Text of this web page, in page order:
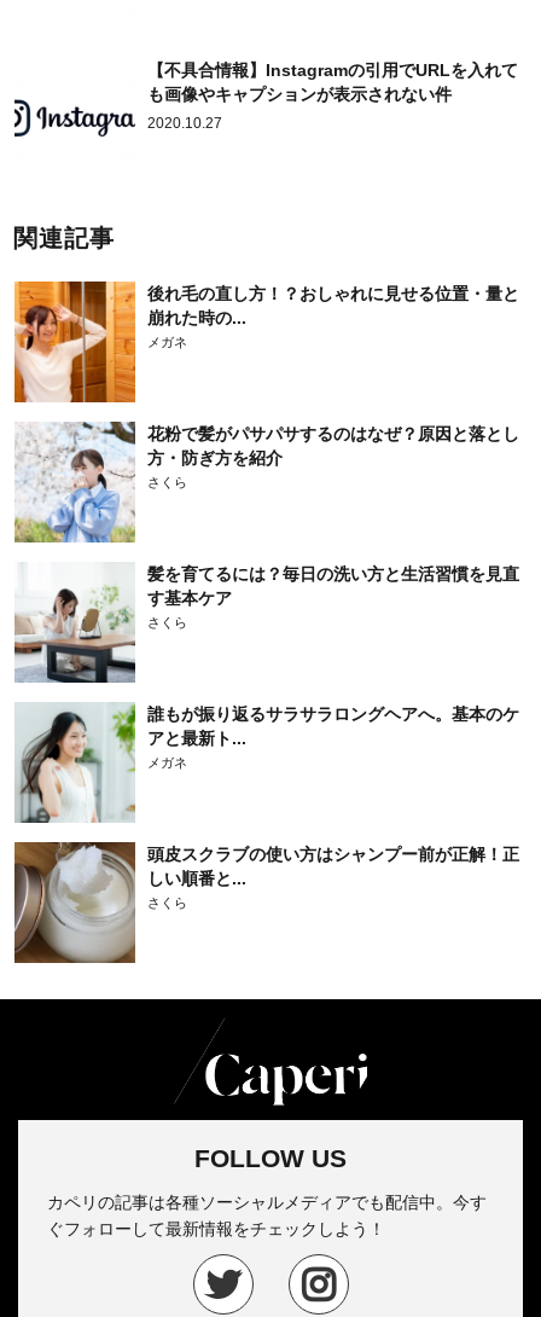
【不具合情報】Instagramの引用でURLを入れて
も画像やキャプションが表示されない件
2020.10.27
関連記事
後れ毛の直し方！？おしゃれに見せる位置・量と
崩れた時の...
メガネ
花粉で髪がパサパサするのはなぜ？原因と落とし
方・防ぎ方を紹介
さくら
髪を育てるには？毎日の洗い方と生活習慣を見直
す基本ケア
さくら
誰もが振り返るサラサラロングヘアへ。基本のケ
アと最新ト...
メガネ
頭皮スクラブの使い方はシャンプー前が正解！正
しい順番と...
さくら
FOLLOW US
カペリの記事は各種ソーシャルメディアでも配信中。今す
ぐフォローして最新情報をチェックしよう！